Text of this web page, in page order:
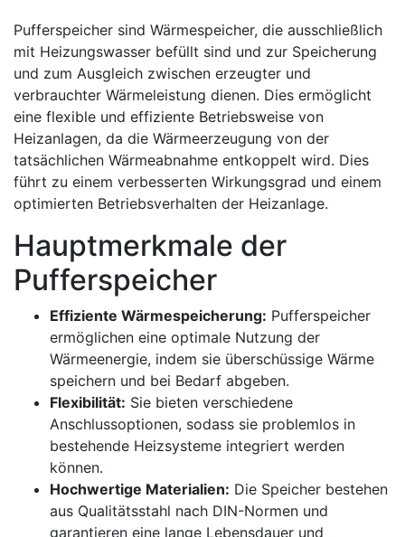
Pufferspeicher sind Wärmespeicher, die ausschließlich
mit Heizungswasser befüllt sind und zur Speicherung
und zum Ausgleich zwischen erzeugter und
verbrauchter Wärmeleistung dienen. Dies ermöglicht
eine flexible und effiziente Betriebsweise von
Heizanlagen, da die Wärmeerzeugung von der
tatsächlichen Wärmeabnahme entkoppelt wird. Dies
führt zu einem verbesserten Wirkungsgrad und einem
optimierten Betriebsverhalten der Heizanlage.
Hauptmerkmale der
Pufferspeicher
Effiziente Wärmespeicherung: Pufferspeicher
ermöglichen eine optimale Nutzung der
Wärmeenergie, indem sie überschüssige Wärme
speichern und bei Bedarf abgeben.
Flexibilität: Sie bieten verschiedene
Anschlussoptionen, sodass sie problemlos in
bestehende Heizsysteme integriert werden
können.
Hochwertige Materialien: Die Speicher bestehen
aus Qualitätsstahl nach DIN-Normen und
garantieren eine lange Lebensdauer und